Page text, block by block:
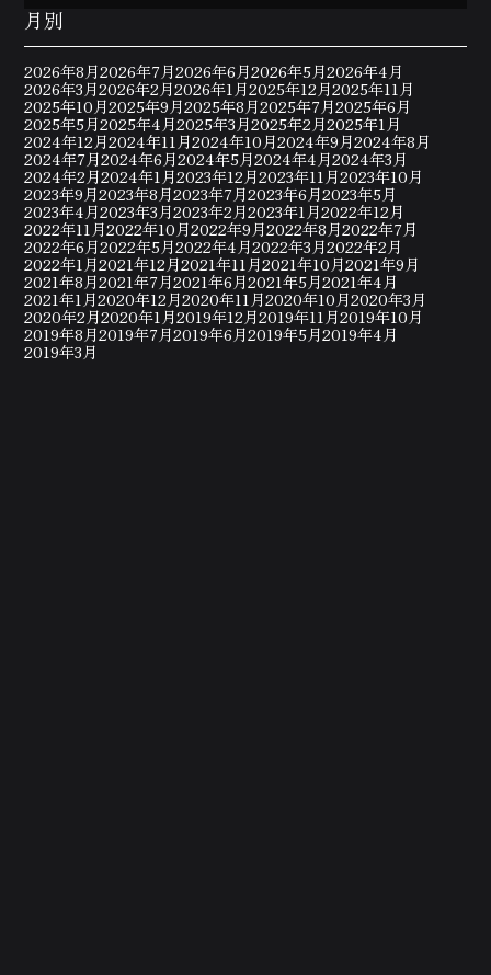
月別
2026年8月2026年7月2026年6月2026年5月2026年4月
2026年3月2026年2月2026年1月2025年12月2025年11月
2025年10月2025年9月2025年8月2025年7月2025年6月
2025年5月2025年4月2025年3月2025年2月2025年1月
2024年12月2024年11月2024年10月2024年9月2024年8月
2024年7月2024年6月2024年5月2024年4月2024年3月
2024年2月2024年1月2023年12月2023年11月2023年10月
2023年9月2023年8月2023年7月2023年6月2023年5月
2023年4月2023年3月2023年2月2023年1月2022年12月
2022年11月2022年10月2022年9月2022年8月2022年7月
2022年6月2022年5月2022年4月2022年3月2022年2月
2022年1月2021年12月2021年11月2021年10月2021年9月
2021年8月2021年7月2021年6月2021年5月2021年4月
2021年1月2020年12月2020年11月2020年10月2020年3月
2020年2月2020年1月2019年12月2019年11月2019年10月
2019年8月2019年7月2019年6月2019年5月2019年4月
2019年3月